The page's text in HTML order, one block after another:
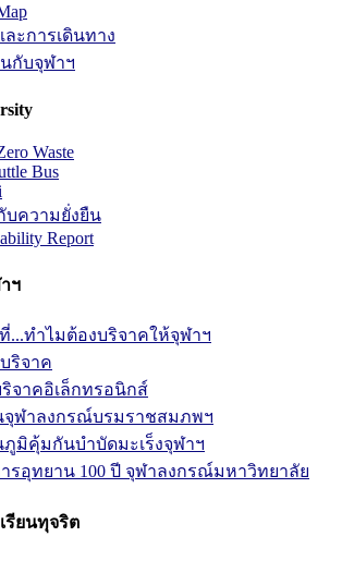
ะการเดินทาง
กับจุฬาฯ
Waste
Bus
บความยั่งยืน
Report
ฯ
...ทำไมต้องบริจาคให้จุฬาฯ
ริจาค
จาคอิเล็กทรอนิกส์
จุฬาลงกรณ์บรมราชสมภพฯ
มิคุ้มกันบำบัดมะเร็งจุฬาฯ
รอุทยาน 100 ปี จุฬาลงกรณ์มหาวิทยาลัย
รียนทุจริต